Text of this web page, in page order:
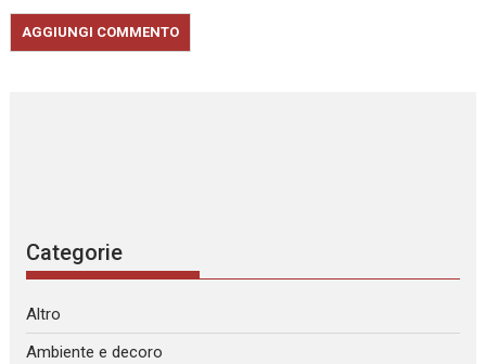
Categorie
Altro
Ambiente e decoro